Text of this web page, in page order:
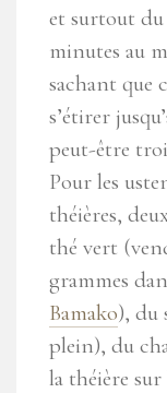
et surtout
minutes au
sachant que
s’étirer
peut-être
Pour les
théières,
thé vert
grammes
Bamako), du
plein), du
la théière